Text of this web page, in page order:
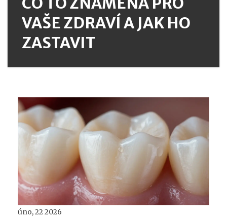
VAŠE ZDRAVÍ A JAK HO
ZASTAVIT
úno, 22 2026